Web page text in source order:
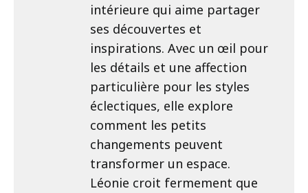
intérieure qui aime partager
ses découvertes et
inspirations. Avec un œil pour
les détails et une affection
particulière pour les styles
éclectiques, elle explore
comment les petits
changements peuvent
transformer un espace.
Léonie croit fermement que